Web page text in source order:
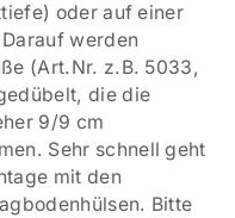
oder auf einer
werden
(Art.Nr. z.B. 5033,
die die
9/9 cm
Sehr schnell geht
mit den
Bitte